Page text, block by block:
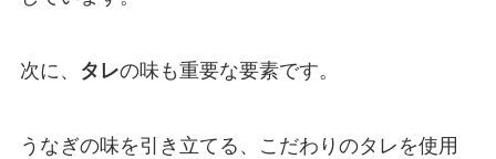
次に、 タレの味も重要な要素です。
うなぎの味を引き立てる、こだわりのタレを使用